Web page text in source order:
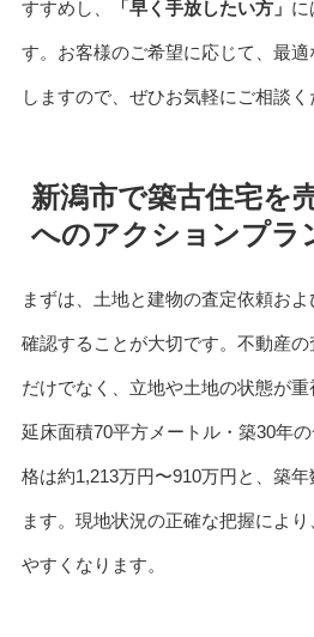
すすめし、 「早く手放したい方」 に
す。お客様のご希望に応じて、最
しますので、ぜひお気軽にご相談く
新潟市で築古住宅を
へのアクションプラ
まずは、土地と建物の査定依頼お
確認することが大切です。不動産
だけでなく、立地や土地の状態が重
延床面積70平方メートル・築30年
格は約1,213万円〜910万円と、築
ます。現地状況の正確な把握によ
やすくなります。